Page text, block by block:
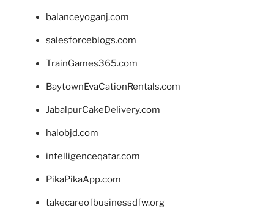
balanceyoganj.com
salesforceblogs.com
TrainGames365.com
BaytownEvaCationRentals.com
JabalpurCakeDelivery.com
halobjd.com
intelligenceqatar.com
PikaPikaApp.com
takecareofbusinessdfw.org